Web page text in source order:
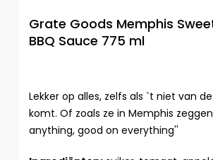
Grate Goods Memphis
BBQ Sauce 775 ml
Lekker op alles, zelfs als `t niet van
komt. Of zoals ze in Memphis
anything, good on everything''